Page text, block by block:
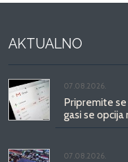
AKTUALNO
07.08.2026.
Pripremite
gasi se opcija
07.08.2026.